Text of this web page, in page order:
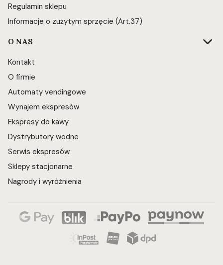
Regulamin sklepu
Informacje o zużytym sprzęcie (Art.37)
O NAS
Kontakt
O firmie
Automaty vendingowe
Wynajem ekspresów
Ekspresy do kawy
Dystrybutory wodne
Serwis ekspresów
Sklepy stacjonarne
Nagrody i wyróżnienia